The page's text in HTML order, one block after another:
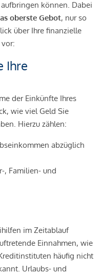
können. Dabei
oberste Gebot, nur so
über Ihre finanzielle
Ihre
der Einkünfte Ihres
wie viel Geld Sie
Hierzu zählen:
abzüglich
, Familien- und
im Zeitablauf
Einnahmen, wie
häufig nicht
Urlaubs- und